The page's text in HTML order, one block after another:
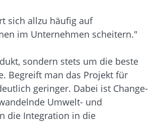
sich allzu häufig auf
im Unternehmen scheitern."
sondern stets um die beste
Begreift man das Projekt für
geringer. Dabei ist Change-
Umwelt- und
die Integration in die